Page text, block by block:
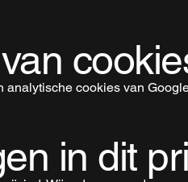
analytische cookies van
in dit